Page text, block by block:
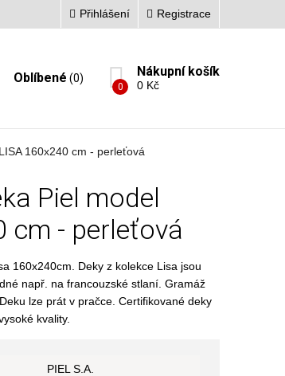
Přihlášení Registrace
Oblíbené (0)
0
Nákupní košík
0 Kč
160x240 cm - perleťová
Piel model
cm - perleťová
160x240cm. Deky z kolekce Lisa jsou
např. na francouzské stlaní. Gramáž
lze prát v pračce. Certifikované deky
kvality.
PIEL S.A.